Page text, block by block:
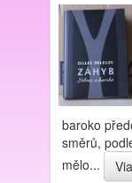
baroko
směrů,
mělo...